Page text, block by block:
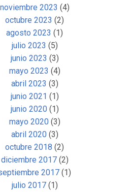
noviembre 2023 (4)
octubre 2023 (2)
agosto 2023 (1)
julio 2023 (5)
junio 2023 (3)
mayo 2023 (4)
abril 2023 (3)
junio 2021 (1)
junio 2020(1)
mayo 2020(3)
abril 2020(3)
octubre 2018 (2)
diciembre 2017(2)
2017 (1)
julio 2017(1)